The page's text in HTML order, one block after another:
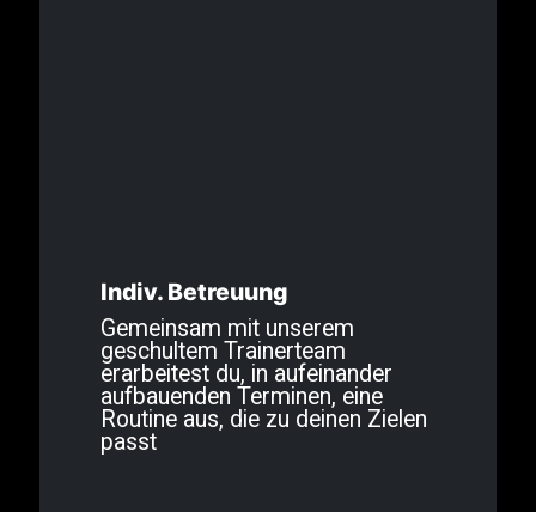
Indiv. Betreuung
Gemeinsam mit unserem
geschultem Trainerteam
erarbeitest du, in aufeinander
aufbauenden Terminen, eine
Routine aus, die zu deinen Zielen
passt